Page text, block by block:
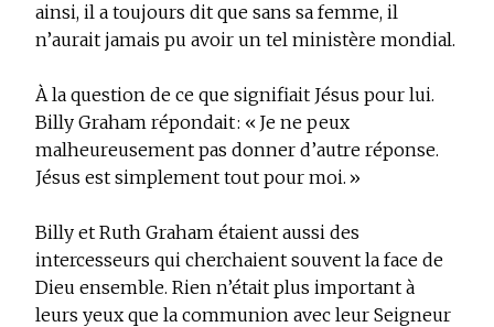
ainsi, il a toujours dit que sans sa femme, il
n’aurait jamais pu avoir un tel ministère mondial.
À la question de ce que signifiait Jésus pour lui.
Billy Graham répondait : « Je ne peux
malheureusement pas donner d’autre réponse.
Jésus est simplement tout pour moi. »
Billy et Ruth Graham étaient aussi des
intercesseurs qui cherchaient souvent la face de
Dieu ensemble. Rien n’était plus important à
leurs yeux que la communion avec leur Seigneur